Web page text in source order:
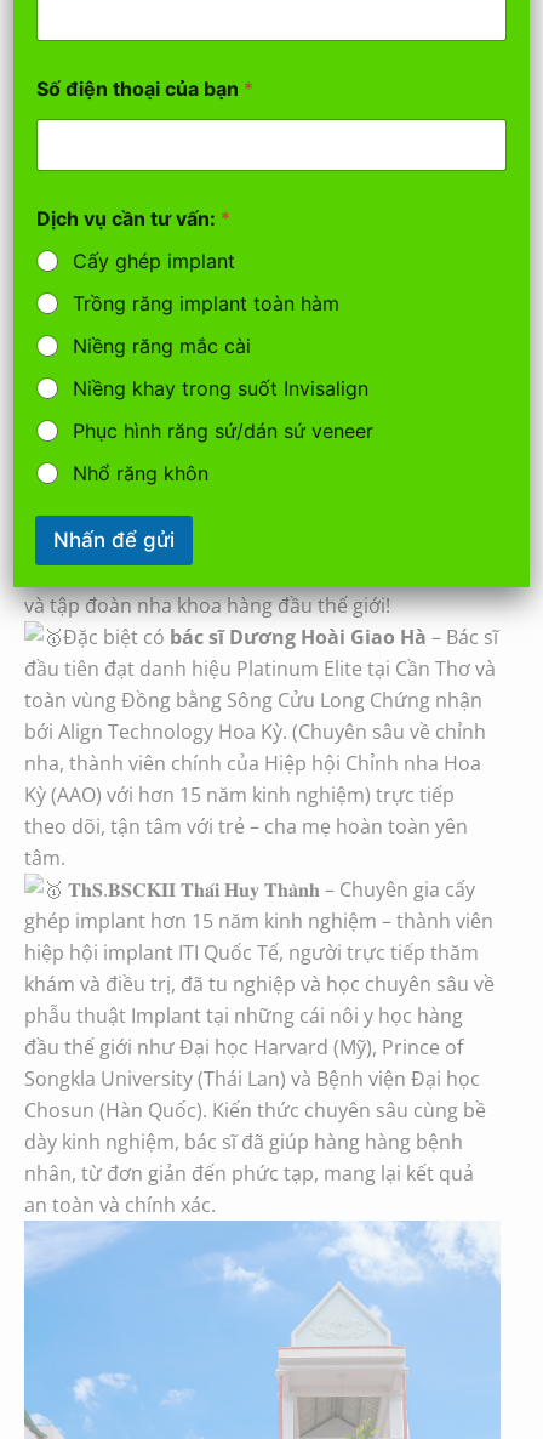
𝐍𝐡𝐚 𝐊𝐡𝐨𝐚 𝐇𝐚̀ 𝐓𝐡𝐚̀𝐧𝐡® tự hào tiên phong đưa công
nghệ và tiêu chuẩn nha khoa thế giới đến gần hơn
với người dân, khi liên tục được vinh danh với
những chứng nhận quốc tế danh giá từ các tổ chức
và tập đoàn nha khoa hàng đầu thế giới!
Đặc biệt có bác sĩ Dương Hoài Giao Hà – Bác sĩ
đầu tiên đạt danh hiệu Platinum Elite tại Cần Thơ và
toàn vùng Đồng bằng Sông Cửu Long Chứng nhận
bới Align Technology Hoa Kỳ. (Chuyên sâu về chỉnh
nha, thành viên chính của Hiệp hội Chỉnh nha Hoa
Kỳ (AAO) với hơn 15 năm kinh nghiệm) trực tiếp
theo dõi, tận tâm với trẻ – cha mẹ hoàn toàn yên
tâm.
𝐓𝐡𝐒.𝐁𝐒𝐂𝐊𝐈𝐈 𝐓𝐡𝐚́𝐢 𝐇𝐮𝐲 𝐓𝐡𝐚̀𝐧𝐡 – Chuyên gia cấy
ghép implant hơn 15 năm kinh nghiệm – thành viên
hiệp hội implant ITI Quốc Tế, người trực tiếp thăm
khám và điều trị, đã tu nghiệp và học chuyên sâu về
phẫu thuật Implant tại những cái nôi y học hàng
đầu thế giới như Đại học Harvard (Mỹ), Prince of
Songkla University (Thái Lan) và Bệnh viện Đại học
Chosun (Hàn Quốc). Kiến thức chuyên sâu cùng bề
dày kinh nghiệm, bác sĩ đã giúp hàng hàng bệnh
nhân, từ đơn giản đến phức tạp, mang lại kết quả
an toàn và chính xác.
ầ
N
h
ậ
Số điện thoại của bạn *
Dịch vụ cần tư vấn: *
Cấy ghép implant
Trồng răng implant toàn hàm
Niềng răng mắc cài
Niềng khay trong suốt Invisalign
Phục hình răng sứ/dán sứ veneer
Nhổ răng khôn
Nhấn để gửi